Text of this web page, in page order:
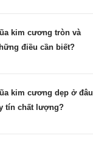
kim cương tròn và
điều cần biết?
kim cương dẹp ở đâu
tín chất lượng?